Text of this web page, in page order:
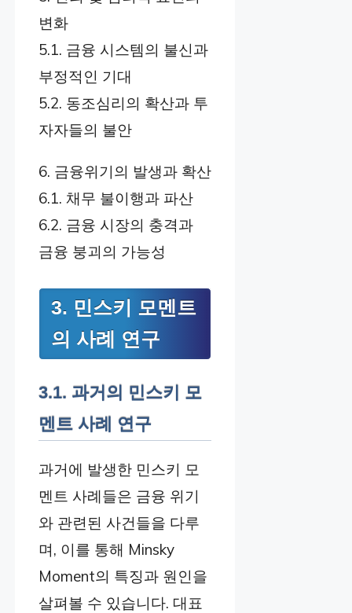
변화
5.1. 금융 시스템의 불신과
부정적인 기대
5.2. 동조심리의 확산과 투
자자들의 불안
6. 금융위기의 발생과 확산
6.1. 채무 불이행과 파산
6.2. 금융 시장의 충격과
금융 붕괴의 가능성
3. 민스키 모멘트
의 사례 연구
3.1. 과거의 민스키 모
멘트 사례 연구
과거에 발생한 민스키 모
멘트 사례들은 금융 위기
와 관련된 사건들을 다루
며, 이를 통해 Minsky
Moment의 특징과 원인을
살펴볼 수 있습니다. 대표